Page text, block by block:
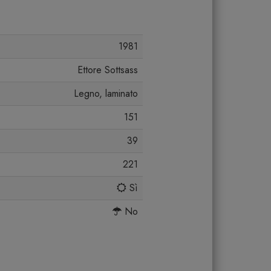
1981
Ettore Sottsass
Legno, laminato
151
39
221
Sì
No